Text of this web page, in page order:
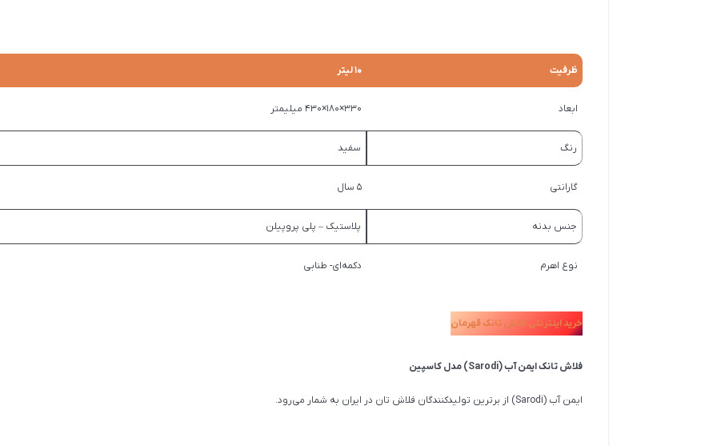
ظرفیت 10 لیتر
ابعاد 330×180×430 میلیمتر
رنگ سفید
گارانتی 5 سال
جنس بدنه پلاستیک – پلی پروپیلن
نوع اهرم دکمه‌ای- طنابی
خرید اینترنتی فلاش تانک قهرمان
فلاش تانک ایمن آب (Sarodi) مدل کاسپین
ایمن آب (Sarodi) از برترین تولیدکنندگان فلاش تان در ایران به شمار می‌رود.